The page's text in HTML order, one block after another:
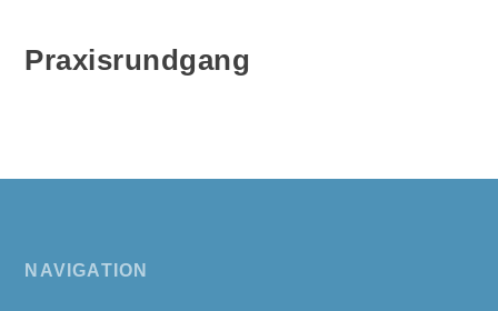
Praxisrundgang
NAVIGATION